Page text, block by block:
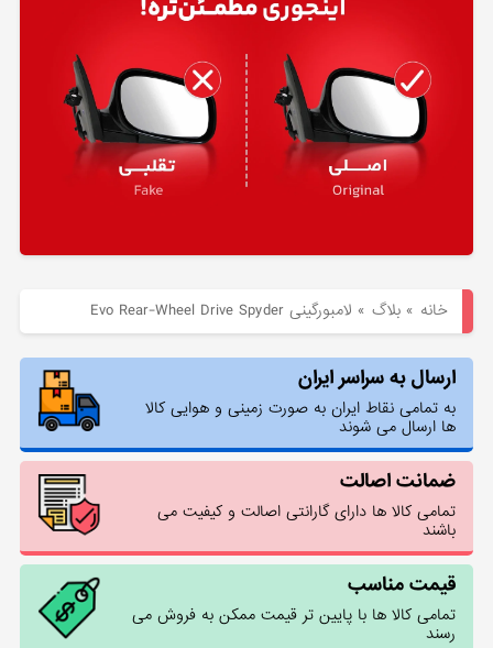
خانه »بلاگ » لامبورگینی Evo Rear-Wheel Drive Spyder
ارسال به سراسر ایران
به تمامی نقاط ایران به صورت زمینی و هوایی کالا
ها ارسال می شوند
ضمانت اصالت
تمامی کالا ها دارای گارانتی اصالت و کیفیت می
باشند
قیمت مناسب
تمامی کالا ها با پایین تر قیمت ممکن به فروش می
رسند